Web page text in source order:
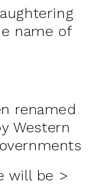
name of
renamed
Western
will be >